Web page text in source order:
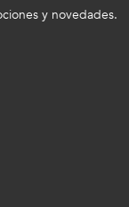
y novedades.